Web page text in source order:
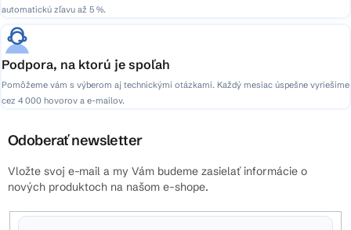
automatickú zľavu až 5 %.
Podpora, na ktorú je spoľah
Pomôžeme vám s výberom aj technickými otázkami. Každý mesiac úspešne vyriešime
cez 4 000 hovorov a e-mailov.
Odoberať newsletter
Vložte svoj e-mail a my Vám budeme zasielať informácie o
nových produktoch na našom e-shope.